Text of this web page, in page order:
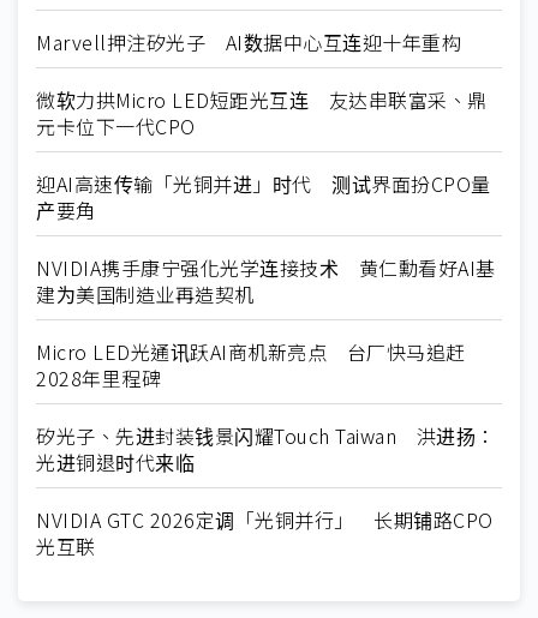
Marvell押注矽光子 AI数据中心互连迎十年重构
微软力拱Micro LED短距光互连 友达串联富采、鼎
元卡位下一代CPO
迎AI高速传输「光铜并进」时代 测试界面扮CPO量
产要角
NVIDIA携手康宁强化光学连接技术 黄仁勳看好AI基
建为美国制造业再造契机
Micro LED光通讯跃AI商机新亮点 台厂快马追赶
2028年里程碑
矽光子、先进封装钱景闪耀Touch Taiwan 洪进扬：
光进铜退时代来临
NVIDIA GTC 2026定调「光铜并行」 长期铺路CPO
光互联